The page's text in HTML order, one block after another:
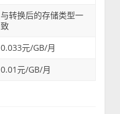
与转换后的存储类型一
致
0.033元/GB/月
0.01元/GB/月